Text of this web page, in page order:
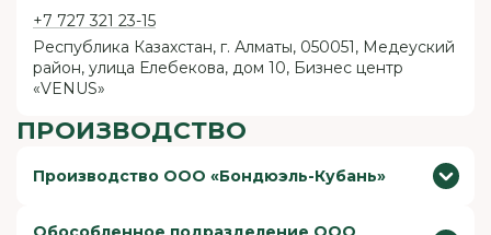
+7 727 321 23-15
Республика Казахстан, г. Алматы, 050051, Медеуский
район, улица Елебекова, дом 10, Бизнес центр
«VENUS»
ПРОИЗВОДСТВО
Производство ООО «Бондюэль-Кубань»